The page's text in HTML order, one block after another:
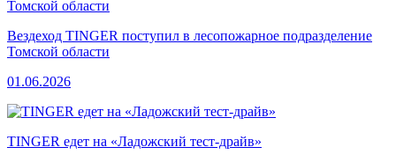
Вездеход TINGER поступил в лесопожарное подразделение
Томской области
01.06.2026
TINGER едет на «Ладожский тест-драйв»